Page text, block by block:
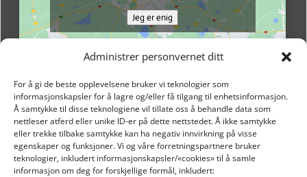
Administrer personvernet ditt
For å gi de beste opplevelsene bruker vi teknologier som
informasjonskapsler for å lagre og/eller få tilgang til enhetsinformasjon.
Å samtykke til disse teknologiene vil tillate oss å behandle data som
nettleser atferd eller unike ID-er på dette nettstedet. Å ikke samtykke
eller trekke tilbake samtykke kan ha negativ innvirkning på visse
egenskaper og funksjoner. Vi og våre forretningspartnere bruker
teknologier, inkludert informasjonskapsler/«cookies» til å samle
informasjon om deg for forskjellige formål, inkludert:
Jeg er enig